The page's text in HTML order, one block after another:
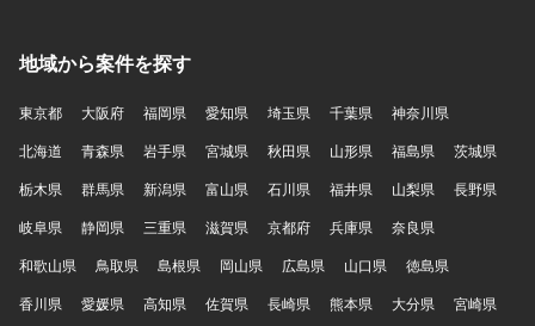
地域から案件を探す
東京都 大阪府 福岡県 愛知県 埼玉県 千葉県
神奈川県
北海道
青森県 岩手県 宮城県 秋田県 山形県 福島県
茨城県
栃木県
群馬県 新潟県 富山県 石川県 福井県 山梨県
長野県
岐阜県
静岡県 三重県 滋賀県 京都府 兵庫県
奈良県
和歌山県
鳥取県 島根県 岡山県 広島県 山口県
徳島県
香川県
愛媛県 高知県 佐賀県 長崎県 熊本県 大分県 宮崎県